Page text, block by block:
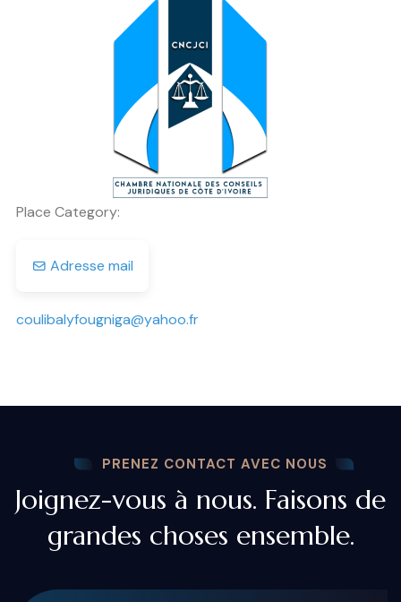
Place Category:
Adresse mail
coulibalyfougniga@yahoo.fr
PRENEZ CONTACT AVEC NOUS
Joignez-vous à nous. Faisons de
grandes choses ensemble.